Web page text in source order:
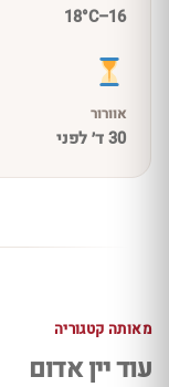
16–18°C
אוורור
30 ד׳ לפני
מאותה קטגוריה
עוד יין אדום